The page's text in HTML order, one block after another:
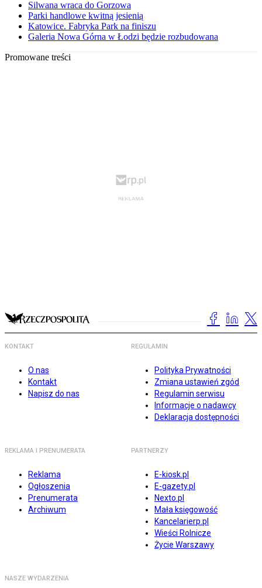
Silwana wraca do Gorzowa
Parki handlowe kwitną jesienią
Katowice. Fabryka Park na finiszu
Galeria Nowa Górna w Łodzi będzie rozbudowana
Promowane treści
KONTAKT
O nas
Kontakt
Napisz do nas
REGULAMIN
Polityka Prywatności
Zmiana ustawień zgód
Regulamin serwisu
Informacje o nadawcy
Deklaracja dostępności
REKLAMA I PRENUMERATA
Reklama
Ogłoszenia
Prenumerata
Archiwum
PARTNERZY
E-kiosk.pl
E-gazety.pl
Nexto.pl
Mała księgowość
Kancelarierp.pl
Wieści Rolnicze
Życie Warszawy
NASZE WYDARZENIA